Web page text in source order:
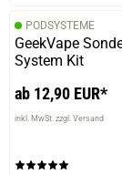
Claudia H.
verifizierter
agent ????
PODSYSTEME
GeekVape
System Kit
ab 12,90 EUR*
inkl. MwSt. zzgl. Versand